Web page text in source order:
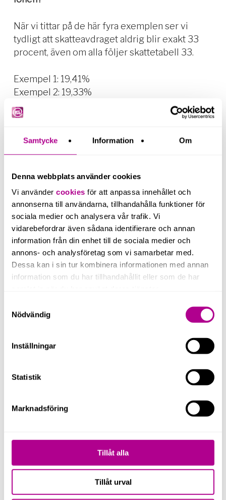
Samtycke Information Om
Denna webbplats använder cookies
Vi använder cookies för att anpassa innehållet och
annonserna till användarna, tillhandahålla funktioner för
sociala medier och analysera vår trafik. Vi
vidarebefordrar även sådana identifierare och annan
information från din enhet till de sociala medier och
annons- och analysföretag som vi samarbetar med.
Dessa kan i sin tur kombinera informationen med annan
information som du har tillhandahållit eller som de har
Nödvändig
Inställningar
Statistik
Marknadsföring
Tillåt alla
Tillåt urval
När vi tittar på de här fyra exemplen ser vi
tydligt att skatteavdraget aldrig blir exakt 33
procent, även om alla följer skattetabell 33.
Exempel 1: 19,41%
Exempel 2: 19,33%
Exempel 3: 33,65%
Exempel 4: 34%
Kan jag be arbetsgivaren om lägre skatteavdrag
Nej, du kanaldrigkräva att din arbetsgivare ska
göra ett lägre skatteavdrag från din lön utan att
ha ett beslut från Skatteverket. Däremot kan du
alltid be dem att dra lite extra (litemer) om du
vill slippa restskatt!
Verkar det krångligt?
lönerna och ser till att rätt skatt redovisas och
betalas in. Välkommen att kontakta oss, eller läs